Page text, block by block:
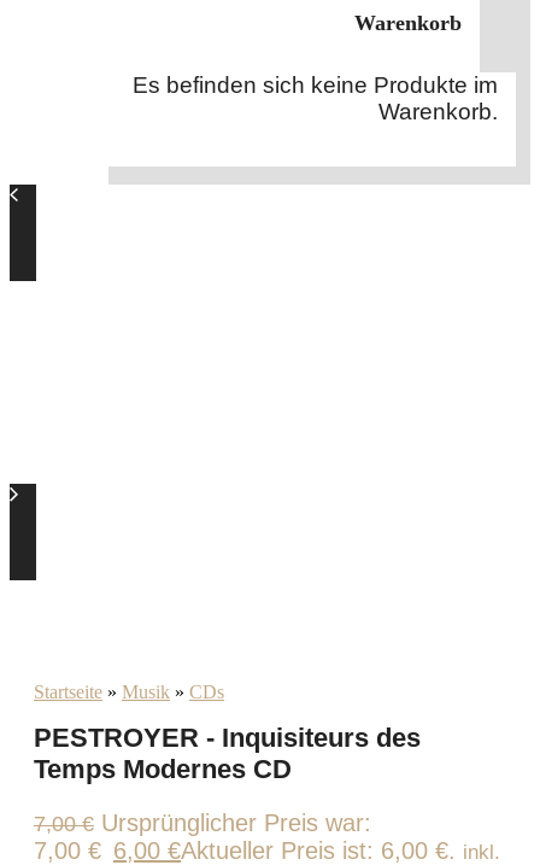
Warenkorb
Es befinden sich keine Produkte im
Warenkorb.
Startseite » Musik » CDs
PESTROYER - Inquisiteurs des
Temps Modernes CD
7,00€ Ursprünglicher Preis war:
7,00 € 6,00 €Aktueller Preis ist: 6,00 €. inkl.